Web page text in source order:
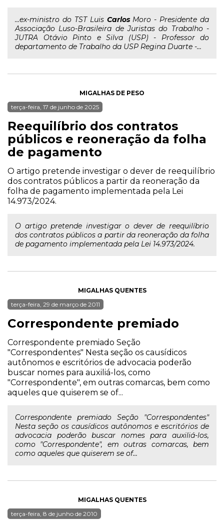
...ex-ministro do TST Luis CarlosMoro - Presidente da
Associação Luso-Brasileira de Juristas do Trabalho -
JUTRA Otávio Pinto e Silva (USP) - Professor do
departamento de Trabalho da USP Regina Duarte -...
MIGALHAS DE PESO
terça-feira, 17 de junho de 2025
Reequilíbrio dos contratos
públicos e reoneração da folha
de pagamento
O artigo pretende investigar o dever de reequilíbrio
dos contratos públicos a partir da reoneração da
folha de pagamento implementada pela Lei
14.973/2024.
O artigo pretende investigar o dever de reequilíbrio
dos contratos públicos a partir da reoneração da folha
de pagamento implementada pela Lei 14.973/2024.
MIGALHAS QUENTES
terça-feira, 29 de março de 2011
Correspondente premiado
Correspondente premiado Seção
"Correspondentes" Nesta seção os causídicos
autônomos e escritórios de advocacia poderão
buscar nomes para auxiliá-los, como
"Correspondente", em outras comarcas, bem como
aqueles que quiserem se of...
Correspondente premiado Seção "Correspondentes"
Nesta seção os causídicos autônomos e escritórios de
advocacia poderão buscar nomes para auxiliá-los,
como "Correspondente", em outras comarcas, bem
como aqueles que quiserem se of...
MIGALHAS QUENTES
terça-feira, 8 de junho de 2010